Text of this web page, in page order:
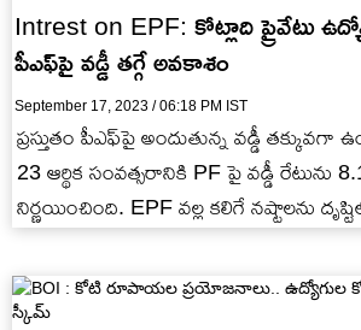
Intrest on EPF: కోట్లాది ప్రైవేటు
పీఎఫ్‌పై వడ్డీ తగ్గే అవకాశం
September 17, 2023 / 06:18 PM IST
ప్రస్తుతం పీఎఫ్‌పై అందుతున్న వడ్డీ తక్కువగా
23 ఆర్థిక సంవత్సరానికి PF పై వడ్డీ రేటును
నిర్ణయించింది. EPF వల్ల కలిగే నష్టాలను